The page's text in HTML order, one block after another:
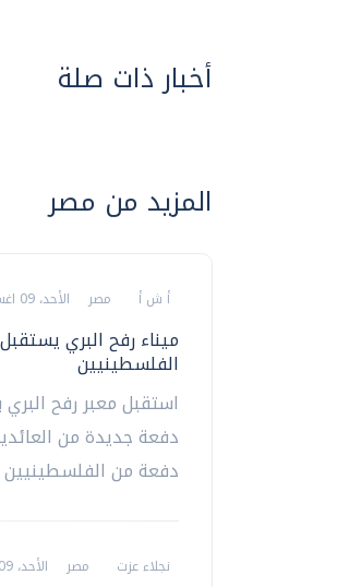
أخبار ذات صلة
المزيد من مصر
أ ش أ مصر الأحد، 09 اغسطس 2026 11:16 ص
الفلسطينيين
استقبل معبر رفح البري
دفعة جديدة من
دفعة من الفلسطينيين
نجلاء عزت مصر الأحد، 09 اغسطس 2026 10:54 ص